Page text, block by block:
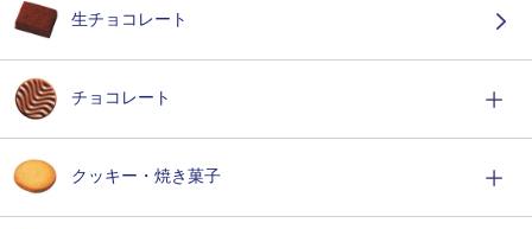
生チョコレート
チョコレート
クッキー・焼き菓子